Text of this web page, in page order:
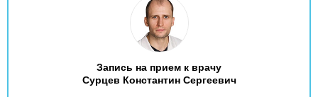
Запись на прием к врачу
Сурцев Константин Сергеевич